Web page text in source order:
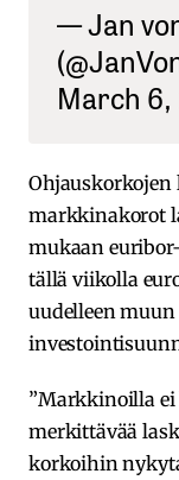
— Jan
March
Ohjauskorkojen
markkinakorot
mukaan
tällä viikolla
uudelleen
”Markkinoilla
merkittävää
korkoihin